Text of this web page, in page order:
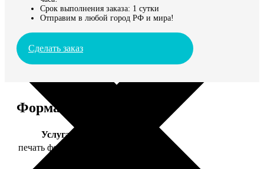
Срок выполнения заказа: 1 сутки
Отправим в любой город РФ и мира!
Сделать заказ
Форматы и цены
Услуга
печать фото 15х15